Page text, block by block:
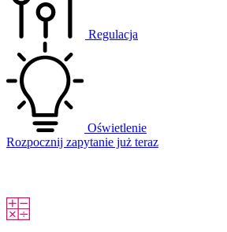
Regulacja
Oświetlenie
Rozpocznij zapytanie już teraz